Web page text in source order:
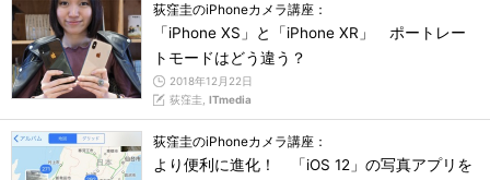
荻窪圭のiPhoneカメラ講座：
「iPhone XS」と「iPhone XR」 ポートレー
トモードはどう違う？
2018年12月22日
荻窪圭, ITmedia
荻窪圭のiPhoneカメラ講座：
より便利に進化！ 「iOS 12」の写真アプリを